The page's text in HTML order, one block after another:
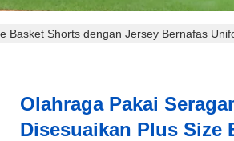
Basket Shorts dengan Jersey Bernafas
Olahraga Pakai
Disesuaikan Plus Size